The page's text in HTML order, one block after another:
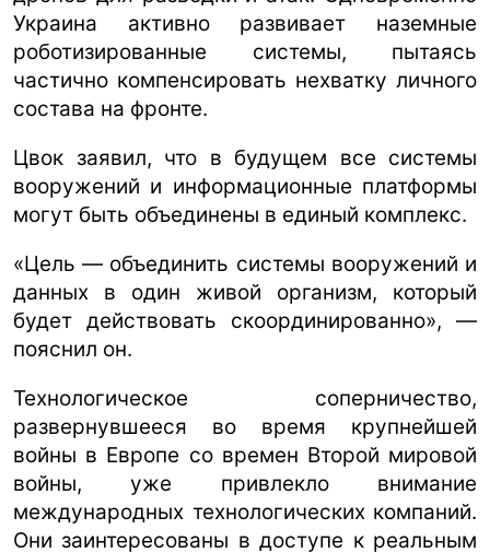
Украина активно развивает наземные
роботизированные системы, пытаясь
частично компенсировать нехватку личного
состава на фронте.
Цвок заявил, что в будущем все системы
вооружений и информационные платформы
могут быть объединены в единый комплекс.
«Цель — объединить системы вооружений и
данных в один живой организм, который
будет действовать скоординированно», —
пояснил он.
Технологическое соперничество,
развернувшееся во время крупнейшей
войны в Европе со времен Второй мировой
войны, уже привлекло внимание
международных технологических компаний.
Они заинтересованы в доступе к реальным